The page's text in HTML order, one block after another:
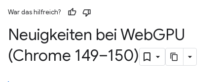
War das hilfreich?
Neuigkeiten bei WebGPU
(Chrome 149–150)